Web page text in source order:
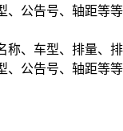
、公告号、轴距等等
称、车型、排量、排
、公告号、轴距等等